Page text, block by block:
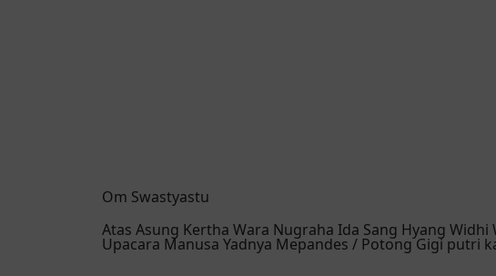
Om Swastyastu
Atas Asung Kertha Wara Nugraha Ida Sang Hyang
Upacara Manusa Yadnya Mepandes / Potong Gigi putri